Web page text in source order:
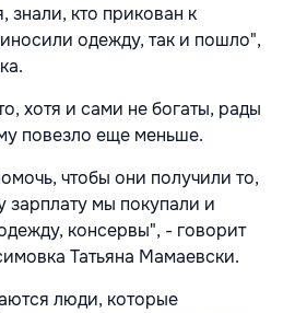
кто прикован к
одежду, так и пошло",
хотя и сами не богаты, рады
повезло еще меньше.
чтобы они получили то,
зарплату мы покупали и
консервы", - говорит
Татьяна Мамаевски.
люди, которые